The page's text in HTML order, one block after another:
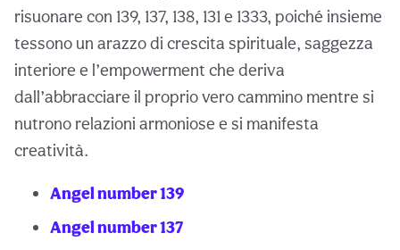
risuonare con 139, 137, 138, 131 e 1333, poiché insieme
tessono un arazzo di crescita spirituale, saggezza
interiore e l’empowerment che deriva
dall’abbracciare il proprio vero cammino mentre si
nutrono relazioni armoniose e si manifesta
creatività.
Angel number 139
Angel number 137